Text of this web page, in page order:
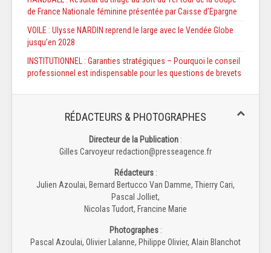
de France Nationale féminine présentée par Caisse d’Epargne
VOILE : Ulysse NARDIN reprend le large avec le Vendée Globe
jusqu’en 2028​
INSTITUTIONNEL : Garanties stratégiques – Pourquoi le conseil
professionnel est indispensable pour les questions de brevets
RÉDACTEURS & PHOTOGRAPHES
Directeur de la Publication :
Gilles Carvoyeur redaction@presseagence.fr
Rédacteurs:
Julien Azoulai, Bernard Bertucco Van Damme, Thierry Cari,
Pascal Jolliet,
Nicolas Tudort, Francine Marie
Photographes:
Pascal Azoulai, Olivier Lalanne, Philippe Olivier, Alain Blanchot